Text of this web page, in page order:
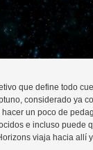
que define todo
considerado ya
un poco de
e incluso puede
viaja hacia allí